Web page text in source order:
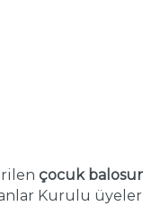
çocuk
Kurulu üyeleri